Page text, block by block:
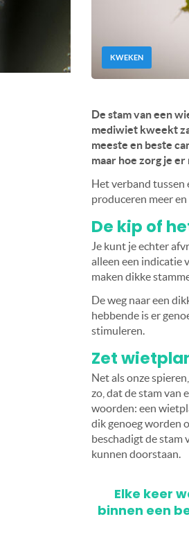
KWEKEN
De stam van een
mediwiet kweekt
meeste en beste
maar hoe zorg je
Het verband
produceren meer
De kip of
Je kunt je echter
alleen een indicatie
maken dikke
De weg naar een
hebbende is er
stimuleren.
Zet
Net als onze
zo, dat de stam van
woorden: een
dik genoeg worden
beschadigt de stam
kunnen doorstaan.
Elke keer
binnen een